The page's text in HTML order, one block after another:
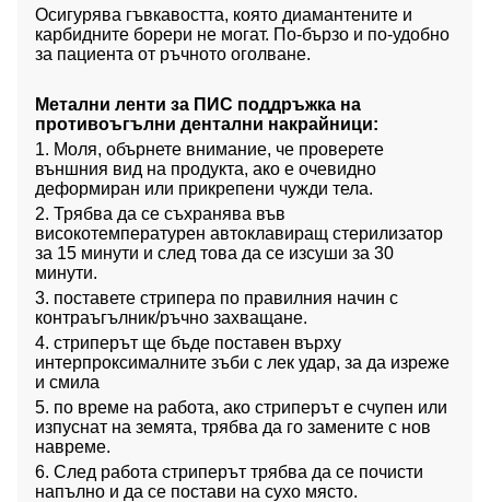
Осигурява гъвкавостта, която диамантените и
карбидните борери не могат. По-бързо и по-удобно
за пациента от ръчното оголване.
Метални ленти за ПИС поддръжка на
противоъгълни дентални накрайници:
1. Моля, обърнете внимание, че проверете
външния вид на продукта, ако е очевидно
деформиран или прикрепени чужди тела.
2. Трябва да се съхранява във
високотемпературен автоклавиращ стерилизатор
за 15 минути и след това да се изсуши за 30
минути.
3. поставете стрипера по правилния начин с
контраъгълник/ръчно захващане.
4. стриперът ще бъде поставен върху
интерпроксималните зъби с лек удар, за да изреже
и смила
5. по време на работа, ако стриперът е счупен или
изпуснат на земята, трябва да го замените с нов
навреме.
6. След работа стриперът трябва да се почисти
напълно и да се постави на сухо място.